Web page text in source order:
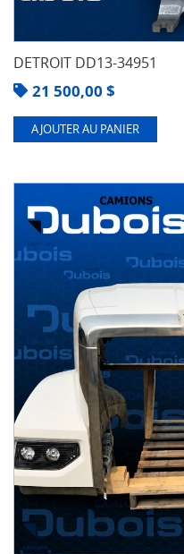
DETROIT DD13-34951
21 500,00 $
AJOUTER AU PANIER